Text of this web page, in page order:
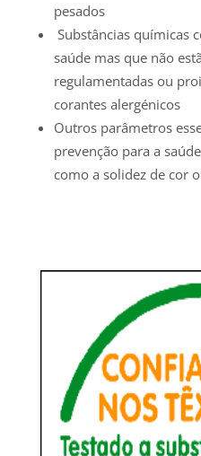
pesados
Substâncias químicas
saúde mas que não
regulamentadas ou
corantes alergénicos
Outros parâmetros
prevenção para a
como a solidez de cor